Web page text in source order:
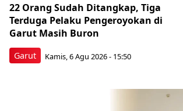
Garut
22 Orang Sudah Ditangkap, Tiga
Terduga Pelaku Pengeroyokan di
Garut Masih Buron
Kamis, 6 Agu 2026 - 15:50